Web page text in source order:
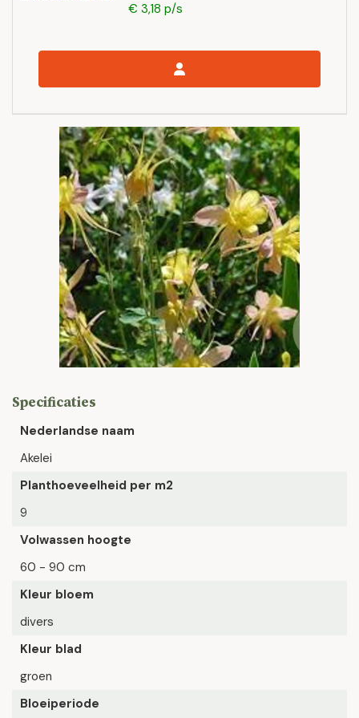
€ 3,18 p/s
Specificaties
Nederlandse naam
Akelei
Planthoeveelheid per m2
9
Volwassen hoogte
60 - 90 cm
Kleur bloem
divers
Kleur blad
groen
Bloeiperiode